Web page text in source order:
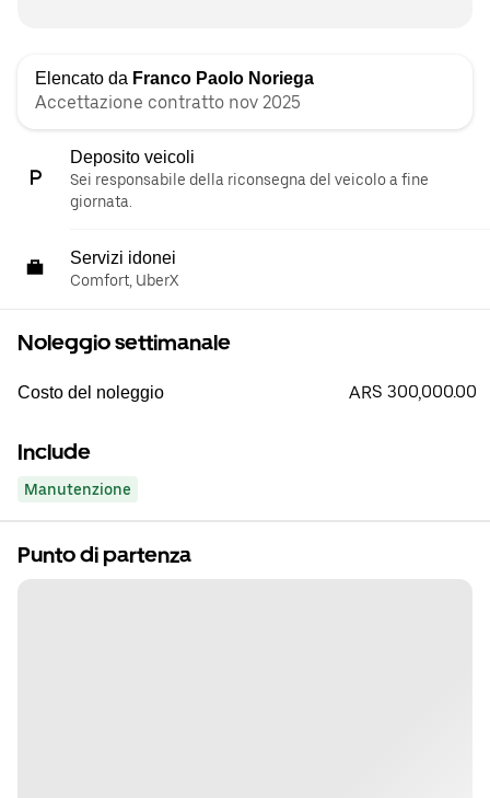
Elencato da Franco Paolo Noriega
Accettazione contratto nov 2025
Deposito veicoli
Sei responsabile della riconsegna del veicolo a fine
giornata.
Servizi idonei
Comfort, UberX
Noleggio settimanale
Costo del noleggio ARS 300,000.00
Include
Manutenzione
Punto di partenza